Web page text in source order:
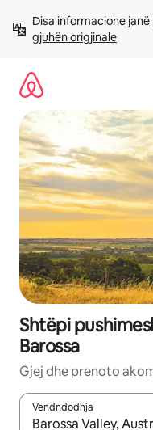
përmbajtja
Disa informacione
gjuhën origjinale
Shtëpi
Barossa
Gjej dhe prenoto
Vendndodhja
Kur rezultatet të jenë